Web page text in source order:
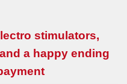
stimulators,
a happy ending